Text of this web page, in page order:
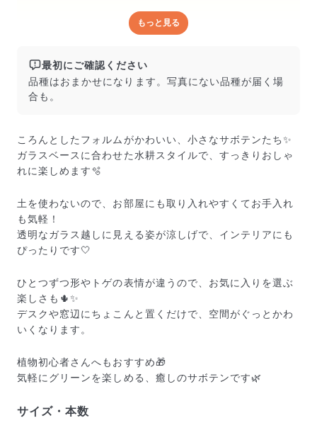
どんな梱包で届くの？
し、専用ボックスに丁寧に梱包してお届けしています。
きゅっとまとめられて一見窮屈そうに見えますが、輸送
中の衝撃による折れや擦れを軽減する効果があります。
もっと見る
最初にご確認ください
品種はおまかせになります。写真にない品種が届く場
合も。
ころんとしたフォルムがかわいい、小さなサボテンたち✨
ガラスベースに合わせた水耕スタイルで、すっきりおしゃ
れに楽しめます🫧
土を使わないので、お部屋にも取り入れやすくてお手入れ
も気軽！
透明なガラス越しに見える姿が涼しげで、インテリアにも
ぴったりです🤍
ひとつずつ形やトゲの表情が違うので、お気に入りを選ぶ
楽しさも🌵✨
デスクや窓辺にちょこんと置くだけで、空間がぐっとかわ
いくなります。
植物初心者さんへもおすすめ🎁
気軽にグリーンを楽しめる、癒しのサボテンです🌿
サイズ・本数